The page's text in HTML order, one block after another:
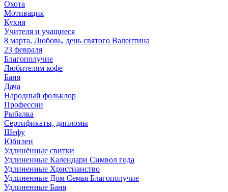
Охота
Мотивация
Кухня
Учителя и учащиеся
8 марта, Любовь, день святого Валентина
23 февраля
Благополучие
Любителям кофе
Баня
Дача
Народный фольклор
Профессии
Рыбалка
Сертификаты, дипломы
Шефу
Юбилеи
Удлинённые свитки
Удлиненные Календари Символ года
Удлиненные Христианство
Удлиненные Дом Семья Благополучие
Удлиненные Баня